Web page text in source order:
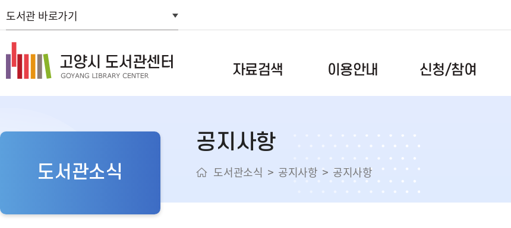
도서관 바로가기
자료검색
스마트도서관도서검색
신착자료검색
이용안내
자료이용안내
스마트도서관
신청/참여
북스타트
독서동아리
메이커스페이스
도서관소식
공지사항
도서관소식 공지사항 공지사항